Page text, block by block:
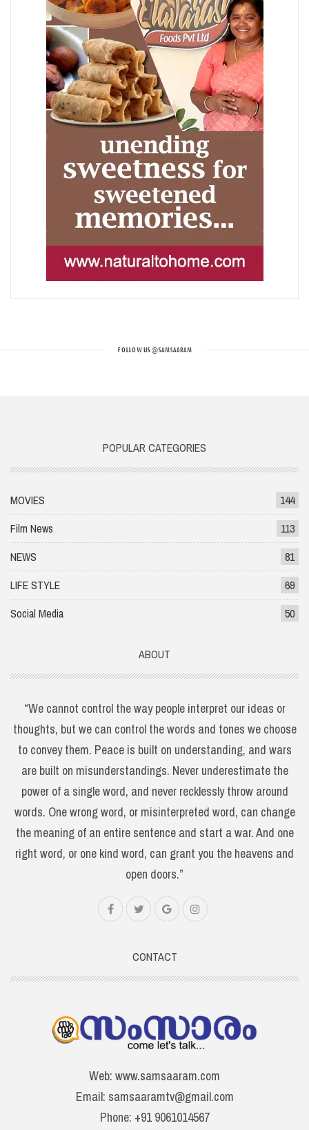
FOLLOW US@SAMSAARAM
POPULAR CATEGORIES
MOVIES
144
Film News
113
NEWS
81
LIFE STYLE
69
Social Media
50
ABOUT
“We cannot control the way people interpret our ideas or
thoughts, but we can control the words and tones we choose
to convey them. Peace is built on understanding, and wars
are built on misunderstandings. Never underestimate the
power of a single word, and never recklessly throw around
words. One wrong word, or misinterpreted word, can change
the meaning of an entire sentence and start a war. And one
right word, or one kind word, can grant you the heavens and
open doors.”
CONTACT
Web: www.samsaaram.com
Email: samsaaramtv@gmail.com
Phone: +91 9061014567